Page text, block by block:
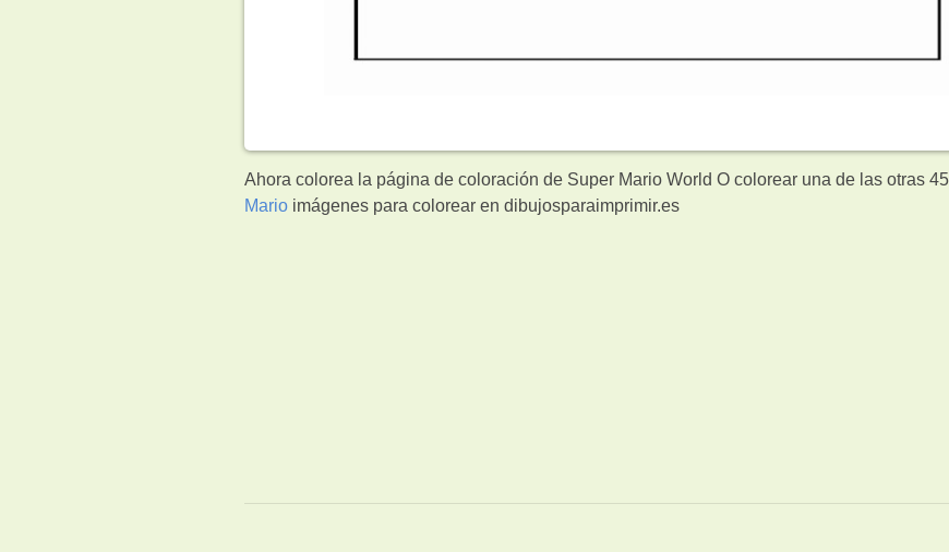
Ahora colorea la página de coloración de Super Mario World O colorear una de las otras 45
Mario imágenes para colorear en dibujosparaimprimir.es